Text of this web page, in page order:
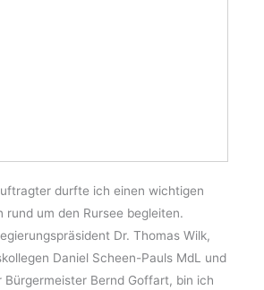
durfte ich einen wichtigen
rund um den Rursee begleiten.
Dr. Thomas Wilk,
Daniel Scheen-Pauls MdL und
Bürgermeister Bernd Goffart, bin ich